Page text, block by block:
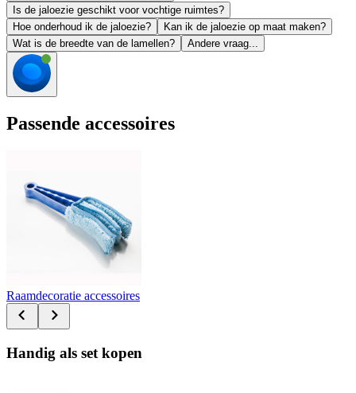
Is de jaloezie geschikt voor vochtige ruimtes?
Hoe onderhoud ik de jaloezie?
Kan ik de jaloezie op maat maken?
Wat is de breedte van de lamellen?
Andere vraag...
Passende accessoires
Raamdecoratie accessoires
Handig als set kopen